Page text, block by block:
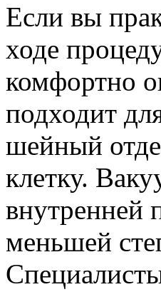
Если вы
ходе
комфортно
подходит
шейный
клетку.
внутренней
меньшей